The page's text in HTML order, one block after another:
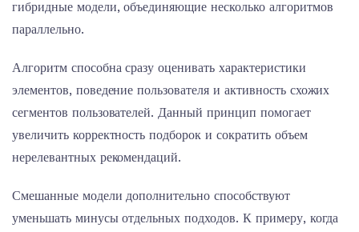
гибридные модели, объединяющие несколько алгоритмов
параллельно.
Алгоритм способна сразу оценивать характеристики
элементов, поведение пользователя и активность схожих
сегментов пользователей. Данный принцип помогает
увеличить корректность подборок и сократить объем
нерелевантных рекомендаций.
Смешанные модели дополнительно способствуют
уменьшать минусы отдельных подходов. К примеру, когда